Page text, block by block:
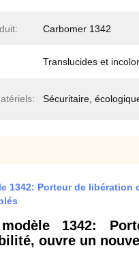
Carbomer 1342
Translucides et
Sécuritaire,
1342: Porteur de
modèle 1342:
ouvre un